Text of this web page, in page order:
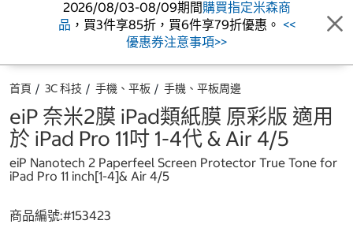
2026/08/03-08/09期間購買指定米森商
品 ，買3件享85折，買6件享79折優惠。 <<
優惠券注意事項>>
首頁 3C 科技 手機、平板 手機、平板周邊
eiP 奈米2膜 iPad類紙膜 原彩版 適用
於 iPad Pro 11吋 1-4代 & Air 4/5
eiP Nanotech 2 Paperfeel Screen Protector True Tone for
iPad Pro 11 inch[1-4]& Air 4/5
商品編號:#153423